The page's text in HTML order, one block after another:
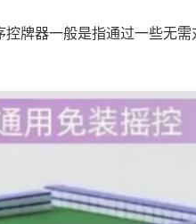
牌器一般是指通过一些无